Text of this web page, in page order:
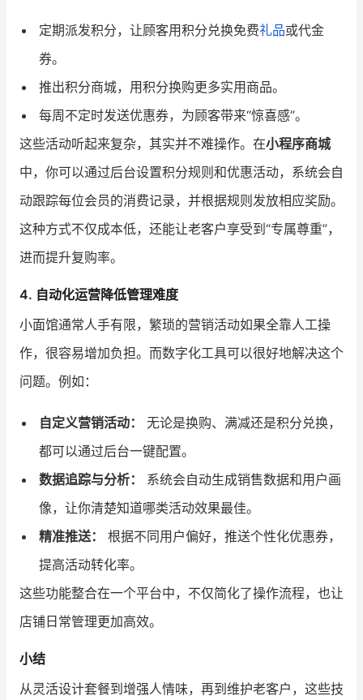
定期派发积分，让顾客用积分兑换免费礼品或代金
券。
推出积分商城，用积分换购更多实用商品。
每周不定时发送优惠券，为顾客带来“惊喜感”。
这些活动听起来复杂，其实并不难操作。在小程序商城
中，你可以通过后台设置积分规则和优惠活动，系统会自
动跟踪每位会员的消费记录，并根据规则发放相应奖励。
这种方式不仅成本低，还能让老客户享受到“专属尊重”，
进而提升复购率。
4. 自动化运营降低管理难度
小面馆通常人手有限，繁琐的营销活动如果全靠人工操
作，很容易增加负担。而数字化工具可以很好地解决这个
问题。例如：
自定义营销活动：
无论是换购、满减还是积分兑换，
都可以通过后台一键配置。
数据追踪与分析：
系统会自动生成销售数据和用户画
像，让你清楚知道哪类活动效果最佳。
精准推送：
根据不同用户偏好，推送个性化优惠券，
提高活动转化率。
这些功能整合在一个平台中，不仅简化了操作流程，也让
店铺日常管理更加高效。
小结
从灵活设计套餐到增强人情味，再到维护老客户，这些技